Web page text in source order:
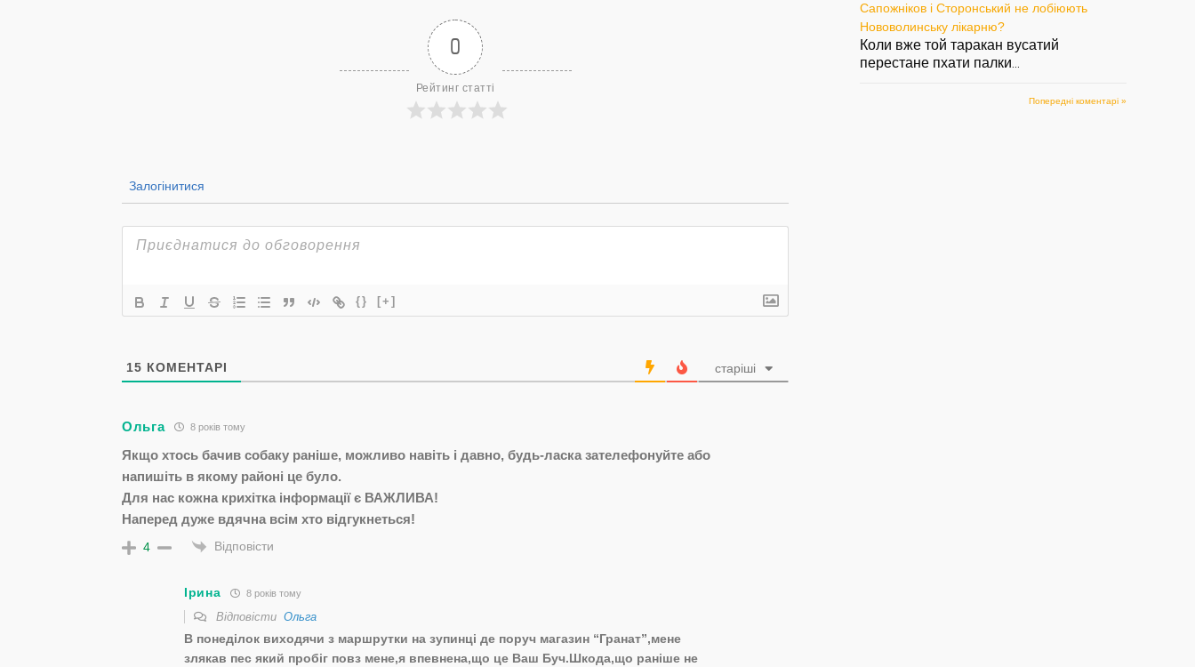
0
Рейтинг статті
Залогінитися
{} [+]
15 КОМЕНТАРІ старіші
Ольга 8 років тому
Якщо хтось бачив собаку раніше, можливо навіть і давно, будь-ласка зателефонуйте або
напишіть в якому районі це було.
Для нас кожна крихітка інформації є ВАЖЛИВА!
Наперед дуже вдячна всім хто відгукнеться!
4 Відповісти
Ірина 8 років тому
Відповісти Ольга
В понеділок виходячи з маршрутки на зупинці де поруч магазин “Гранат”,мене
злякав пес який пробіг повз мене,я впевнена,що це Ваш Буч.Шкода,що раніше не
Сапожніков і Сторонський не лобіюють
Нововолинську лікарню?
Коли вже той таракан вусатий
перестане пхати палки
Попередні коментарі »